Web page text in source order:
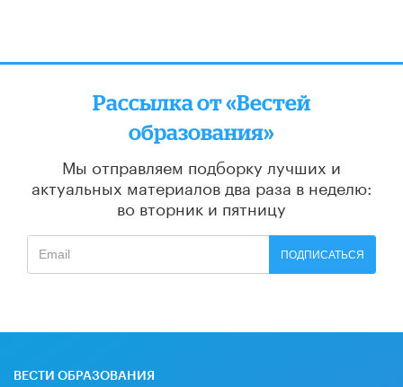
Рассылка от «Вестей
образования»
Мы отправляем подборку лучших и
актуальных материалов два раза в неделю:
во вторник и пятницу
ПОДПИСАТЬСЯ
ВЕСТИ ОБРАЗОВАНИЯ